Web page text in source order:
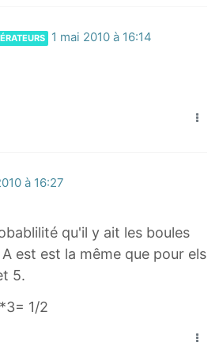
1 mai 2010 à 16:14
à 16:27
qu'il y ait les boules
est est la même que pour els
5.
*3= 1/2